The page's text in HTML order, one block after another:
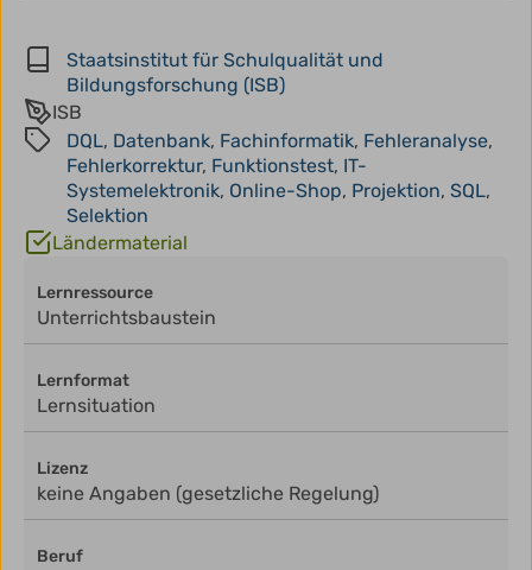
Staatsinstitut für Schulqualität und
Bildungsforschung (ISB)
ISB
DQL, Datenbank, Fachinformatik, Fehleranalyse,
Fehlerkorrektur, Funktionstest, IT-
Systemelektronik, Online-Shop, Projektion, SQL,
Selektion
Ländermaterial
Lernressource
Unterrichtsbaustein
Lernformat
Lernsituation
Lizenz
keine Angaben (gesetzliche Regelung)
Beruf